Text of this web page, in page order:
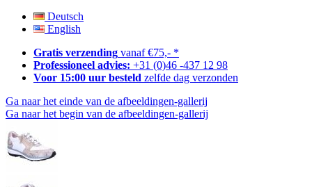
Deutsch
English
Gratis verzending vanaf €75,- *
Professioneel advies: +31 (0)46 -437 12 98
Voor 15:00 uur besteld zelfde dag verzonden
Ga naar het einde van de afbeeldingen-gallerij
Ga naar het begin van de afbeeldingen-gallerij